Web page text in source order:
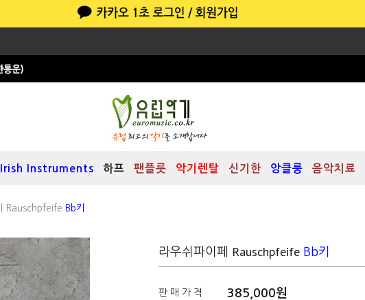
Irish Instruments 하프 팬플릇 악기렌탈 신기한 앙클룽 음악치료
Rauschpfeife Bb키
라우쉬파이페 Rauschpfeife Bb키
판 매 가 격 385,000원